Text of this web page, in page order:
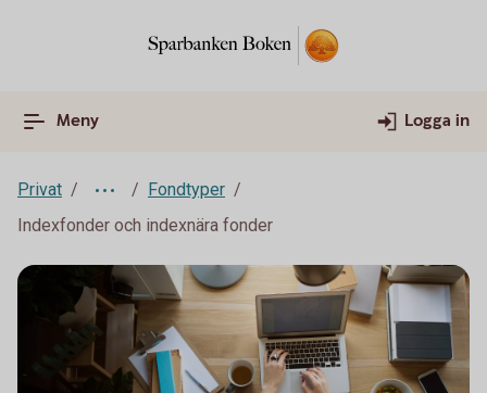
Meny Logga in
Privat
Fondtyper
Indexfonder och indexnära fonder